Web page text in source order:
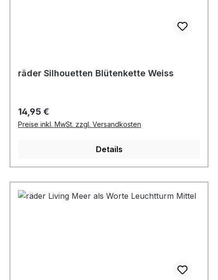
räder Silhouetten Blütenkette Weiss
Regulärer Preis:
14,95 €
Preise inkl. MwSt. zzgl. Versandkosten
Details